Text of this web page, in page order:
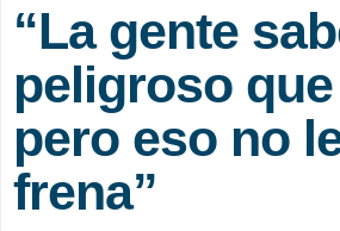
“La gente
peligroso
pero eso no
frena”